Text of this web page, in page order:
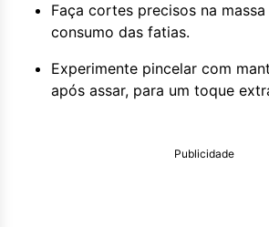
Faça cortes precisos na
consumo das fatias.
Experimente pincelar com
após assar, para um toque
Publicidade